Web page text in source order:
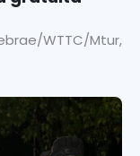
WTTC/Mtur,